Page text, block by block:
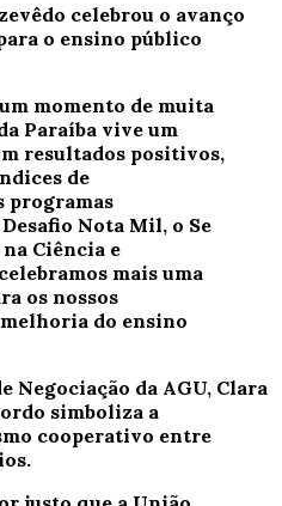
celebrou o avanço
o ensino público
momento de muita
Paraíba vive um
resultados positivos,
de
programas
Nota Mil, o Se
Ciência e
mais uma
os nossos
do ensino
Negociação da AGU, Clara
simboliza a
cooperativo entre